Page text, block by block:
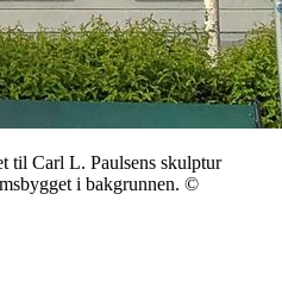
til Carl L. Paulsens skulptur
i bakgrunnen. ©